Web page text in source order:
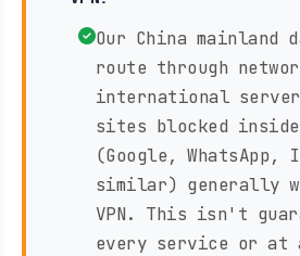
Our China mainland
route through
international
sites blocked inside
(Google, WhatsApp,
similar) generally
VPN. This isn't
every service or at